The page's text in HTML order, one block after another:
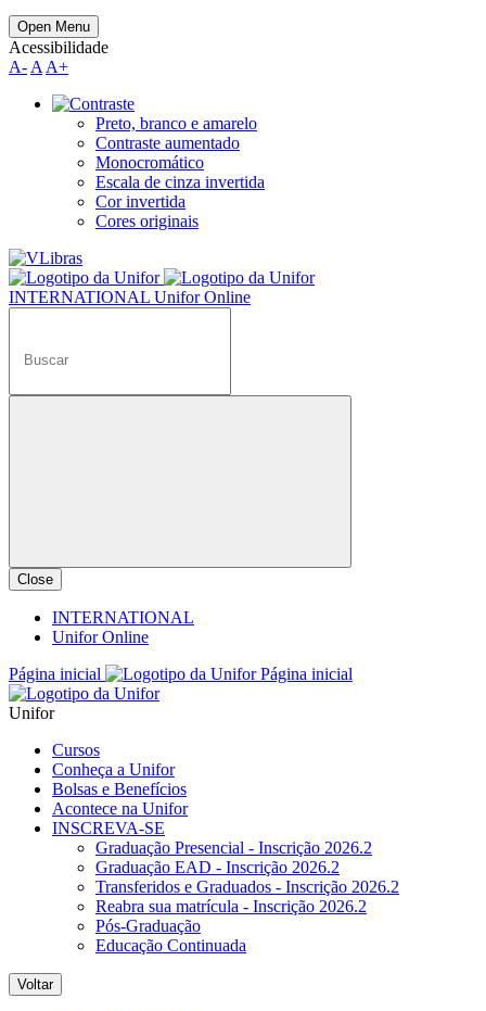
Open Menu
Acessibilidade
A- A A+
Preto, branco e amarelo
Contraste aumentado
Monocromático
Escala de cinza invertida
Cor invertida
Cores originais
INTERNATIONAL Unifor Online
Close
INTERNATIONAL
Unifor Online
Página inicial
Página inicial
Unifor
Cursos
Conheça a Unifor
Bolsas e Benefícios
Acontece na Unifor
INSCREVA-SE
Graduação Presencial - Inscrição 2026.2
Graduação EAD - Inscrição 2026.2
Transferidos e Graduados - Inscrição 2026.2
Reabra sua matrícula - Inscrição 2026.2
Pós-Graduação
Educação Continuada
Voltar